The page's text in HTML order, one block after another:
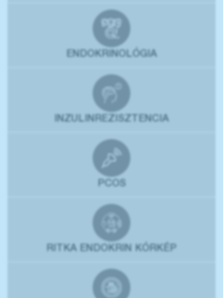
ENDOKRINOLÓGIA
INZULINREZISZTENCIA
PCOS
RITKA ENDOKRIN KÓRKÉP